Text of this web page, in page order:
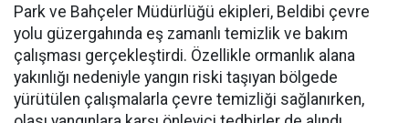
Park ve Bahçeler Müdürlüğü ekipleri, Beldibi çevre
yolu güzergahında eş zamanlı temizlik ve bakım
çalışması gerçekleştirdi. Özellikle ormanlık alana
yakınlığı nedeniyle yangın riski taşıyan bölgede
yürütülen çalışmalarla çevre temizliği sağlanırken,